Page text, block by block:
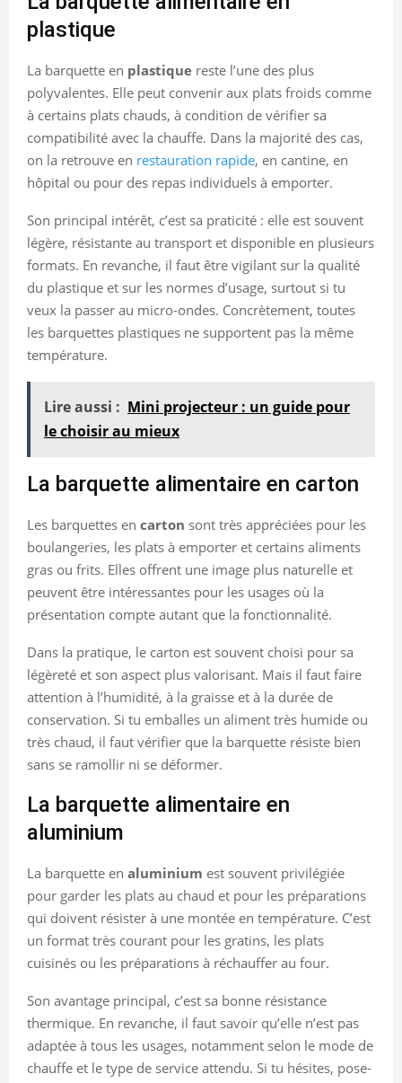
plastique
La barquette en plastique reste l’une des plus
polyvalentes. Elle peut convenir aux plats froids comme
à certains plats chauds, à condition de vérifier sa
compatibilité avec la chauffe. Dans la majorité des cas,
on la retrouve en restauration rapide, en cantine, en
hôpital ou pour des repas individuels à emporter.
Son principal intérêt, c’est sa praticité : elle est souvent
légère, résistante au transport et disponible en plusieurs
formats. En revanche, il faut être vigilant sur la qualité
du plastique et sur les normes d’usage, surtout si tu
veux la passer au micro-ondes. Concrètement, toutes
les barquettes plastiques ne supportent pas la même
température.
Lire aussi : Mini projecteur : un guide pour
le choisir au mieux
La barquette alimentaire en carton
Les barquettes en carton sont très appréciées pour les
boulangeries, les plats à emporter et certains aliments
gras ou frits. Elles offrent une image plus naturelle et
peuvent être intéressantes pour les usages où la
présentation compte autant que la fonctionnalité.
Dans la pratique, le carton est souvent choisi pour sa
légèreté et son aspect plus valorisant. Mais il faut faire
attention à l’humidité, à la graisse et à la durée de
conservation. Si tu emballes un aliment très humide ou
très chaud, il faut vérifier que la barquette résiste bien
sans se ramollir ni se déformer.
La barquette alimentaire en
aluminium
La barquette en aluminium est souvent privilégiée
pour garder les plats au chaud et pour les préparations
qui doivent résister à une montée en température. C’est
un format très courant pour les gratins, les plats
cuisinés ou les préparations à réchauffer au four.
Son avantage principal, c’est sa bonne résistance
thermique. En revanche, il faut savoir qu’elle n’est pas
adaptée à tous les usages, notamment selon le mode de
chauffe et le type de service attendu. Si tu hésites, pose-